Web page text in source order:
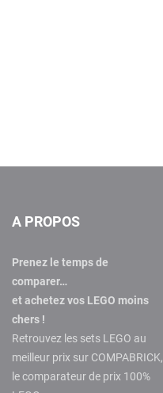
A PROPOS
Prenez le temps de
comparer…
et achetez vos LEGO moins
chers !
Retrouvez les sets LEGO au
meilleur prix sur COMPABRICK,
le comparateur de prix 100%